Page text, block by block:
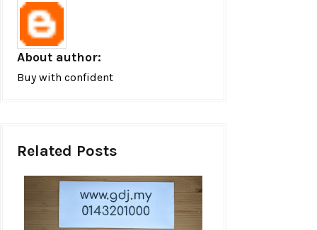
About author:
Buy with confident
Related Posts